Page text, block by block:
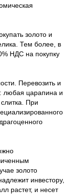
золото и
Тем более, в
НДС на покупку
Перевозить и
любая царапина и
При
золото
инвестору,
растет, и несет